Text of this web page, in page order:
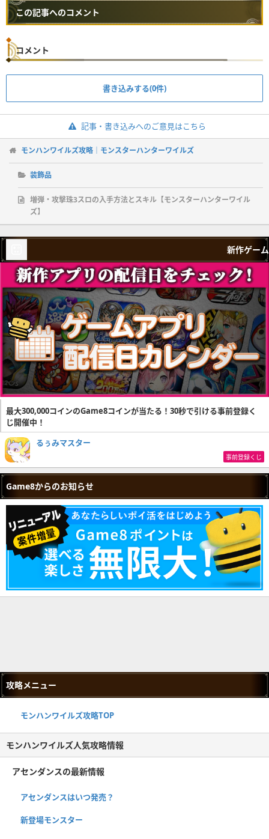
この記事へのコメント
コメント
書き込みする(0件)
記事・書き込みへのご意見はこちら
モンハンワイルズ攻略｜モンスターハンターワイルズ
装飾品
増弾・攻撃珠3スロの入手方法とスキル【モンスターハンターワイル
ズ】
新作ゲーム
最大300,000コインのGame8コインが当たる！30秒で引ける事前登録く
じ開催中！
るぅみマスター
事前登録くじ
Game8からのお知らせ
攻略メニュー
モンハンワイルズ攻略TOP
モンハンワイルズ人気攻略情報
アセンダンスの最新情報
アセンダンスはいつ発売？
新登場モンスター